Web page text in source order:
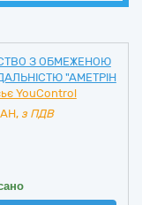
З ОБМЕЖЕНОЮ
"АМЕТРІН
YouControl
з ПДВ